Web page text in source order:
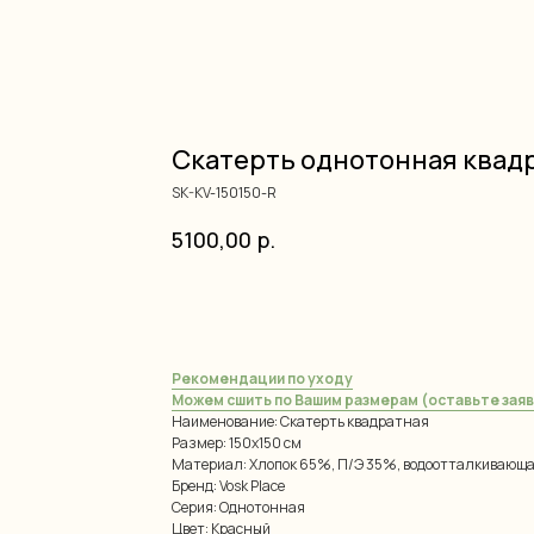
Скатерть однотонная
SK-KV-150150-R
5100,00 р.
Рекомендации по уходу
Можем сшить по Вашим размерам (оставьте
Наименование: Скатерть квадратная
Размер: 150х150 см
Материал: Хлопок 65%, П/Э 35%,
Бренд: Vosk Place
Серия: Однотонная
Цвет: Красный